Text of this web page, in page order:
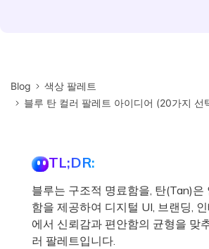
Blog
색상 팔레트
블루 탄 컬러 팔레트 아이디어 (20가지 선
TL;DR:
블루는 구조적 명료함을, 탄(Tan)은
함을 제공하여 디지털 UI, 브랜딩,
에서 신뢰감과 편안함의 균형을 맞
러 팔레트입니다.